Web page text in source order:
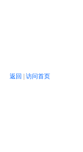
返回 | 访问首页